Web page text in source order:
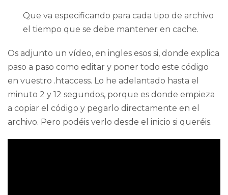
Que va especificando para cada tipo de archivo
el tiempo que se debe mantener en cache.
Os adjunto un vídeo, en ingles esos si, donde explica
paso a paso como editar y poner todo este código
en vuestro .htaccess. Lo he adelantado hasta el
minuto 2 y 12 segundos, porque es donde empieza
a copiar el código y pegarlo directamente en el
archivo. Pero podéis verlo desde el inicio si queréis.